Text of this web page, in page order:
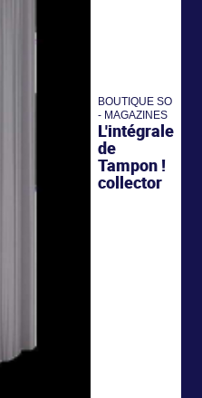
BOUTIQUE SO
- MAGAZINES
L'intégrale
de
Tampon !
collector